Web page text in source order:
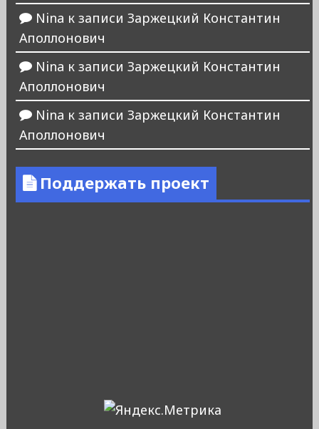
Nina к записи Заржецкий Константин
Аполлонович
Nina к записи Заржецкий Константин
Аполлонович
Nina к записи Заржецкий Константин
Аполлонович
Поддержать проект